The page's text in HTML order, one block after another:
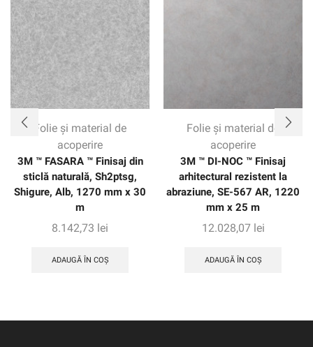
Folie și material de
acoperire
3M ™ FASARA ™ Finisaj din
sticlă naturală, Sh2ptsg,
Shigure, Alb, 1270 mm x 30
m
8.142,73 lei
ADAUGĂ ÎN COȘ
Folie și material de
acoperire
3M ™ DI-NOC ™ Finisaj
arhitectural rezistent la
abraziune, SE-567 AR, 1220
mm x 25 m
12.028,07 lei
ADAUGĂ ÎN COȘ